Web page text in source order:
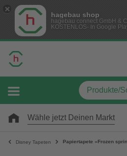
hagebau shop
hagebau connect GmbH &
KOSTENLOS- In Google
Wähle jetzt Deinen Markt
Disney Tapeten Papiertapete »Frozen